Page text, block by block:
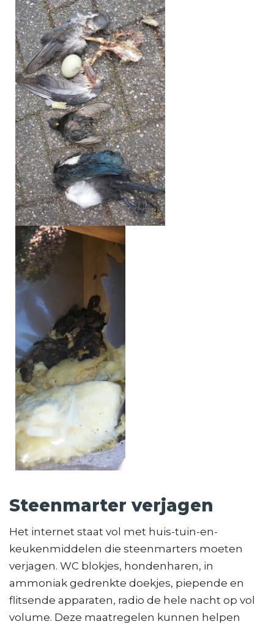
Steenmarter verjagen
Het internet staat vol met huis-tuin-en-
keukenmiddelen die steenmarters moeten
verjagen. WC blokjes, hondenharen, in
ammoniak gedrenkte doekjes, piepende en
flitsende apparaten, radio de hele nacht op vol
volume. Deze maatregelen kunnen helpen